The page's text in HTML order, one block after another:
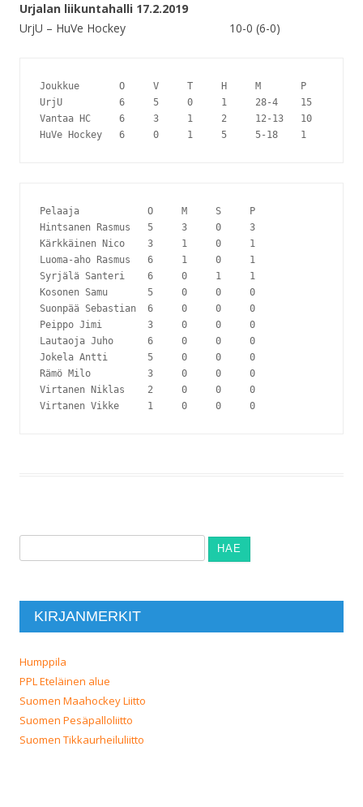
Urjalan liikuntahalli 17.2.2019
UrjU – HuVe Hockey 10-0 (6-0)
Joukkue       O     V     T     H     M       P
UrjU          6     5     0     1     28-4    15
Vantaa HC     6     3     1     2     12-13   10
Pelaaja            O     M     S     P
Hintsanen Rasmus   5     3     0     3
Kärkkäinen Nico    3     1     0     1
Luoma-aho Rasmus   6     1     0     1
Syrjälä Santeri    6     0     1     1
Kosonen Samu       5     0     0     0
Suonpää Sebastian  6     0     0     0
Peippo Jimi        3     0     0     0
Lautaoja Juho      6     0     0     0
Jokela Antti       5     0     0     0
Rämö Milo          3     0     0     0
Virtanen Niklas    2     0     0     0
KIRJANMERKIT
Humppila
PPL Eteläinen alue
Suomen Maahockey Liitto
Suomen Pesäpalloliitto
Suomen Tikkaurheiluliitto